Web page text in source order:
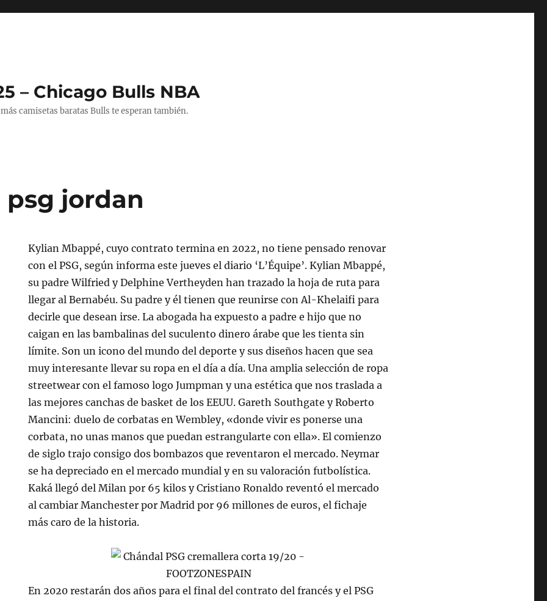
– Chicago Bulls NBA
camisetas baratas Bulls te esperan también.
jordan
Kylian Mbappé, cuyo contrato termina en 2022, no tiene pensado renovar
con el PSG, según informa este jueves el diario ‘L’Équipe’. Kylian Mbappé,
su padre Wilfried y Delphine Vertheyden han trazado la hoja de ruta para
llegar al Bernabéu. Su padre y él tienen que reunirse con Al-Khelaifi para
decirle que desean irse. La abogada ha expuesto a padre e hijo que no
caigan en las bambalinas del suculento dinero árabe que les tienta sin
límite. Son un icono del mundo del deporte y sus diseños hacen que sea
muy interesante llevar su ropa en el día a día. Una amplia selección de ropa
streetwear con el famoso logo Jumpman y una estética que nos traslada a
las mejores canchas de basket de los EEUU. Gareth Southgate y Roberto
Mancini: duelo de corbatas en Wembley, «donde vivir es ponerse una
corbata, no unas manos que puedan estrangularte con ella». El comienzo
de siglo trajo consigo dos bombazos que reventaron el mercado. Neymar
se ha depreciado en el mercado mundial y en su valoración futbolística.
Kaká llegó del Milan por 65 kilos y Cristiano Ronaldo reventó el mercado
al cambiar Manchester por Madrid por 96 millones de euros, el fichaje
más caro de la historia.
En 2020 restarán dos años para el final del contrato del francés y el PSG